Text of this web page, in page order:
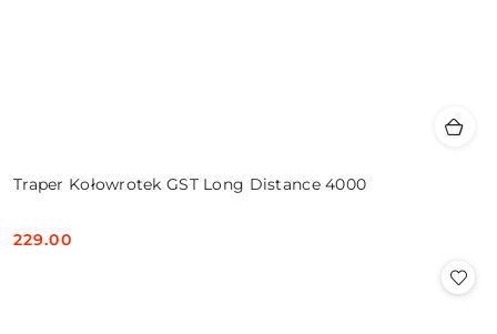
Traper Kołowrotek GST Long Distance 4000
Cena:
229.00